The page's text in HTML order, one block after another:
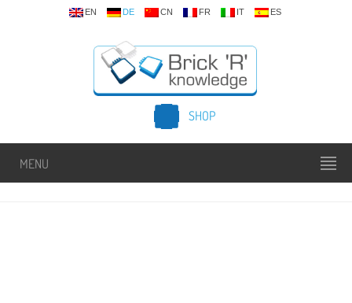
EN DE CN FR IT ES
SHOP
MENU